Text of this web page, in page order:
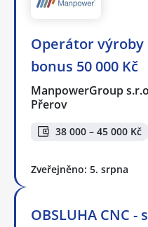
Operátor
bonus 50 000 Kč
ManpowerGroup
Přerov
38 000 – 45 000 Kč
Zveřejněno: 5. srpna
OBSLUHA CNC